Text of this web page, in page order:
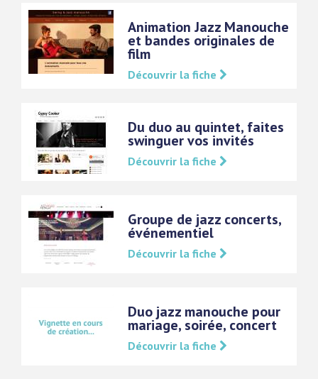
Animation Jazz Manouche
et bandes originales de
film
Découvrir la fiche
Du duo au quintet, faites
swinguer vos invités
Découvrir la fiche
Groupe de jazz concerts,
événementiel
Découvrir la fiche
Duo jazz manouche pour
mariage, soirée, concert
Découvrir la fiche